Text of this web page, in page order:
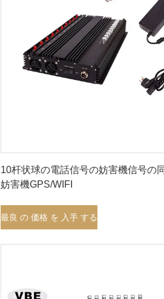
10杆状球の電話信号の妨害機信号の
妨害機GPS/WIFI
最良 の 価格 を 入手 する